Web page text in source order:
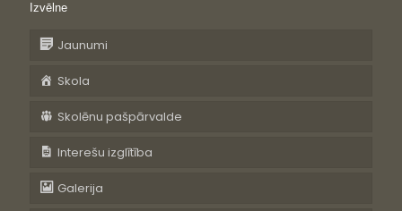
Izvēlne
Jaunumi
Skola
Skolēnu pašpārvalde
Interešu izglītība
Galerija